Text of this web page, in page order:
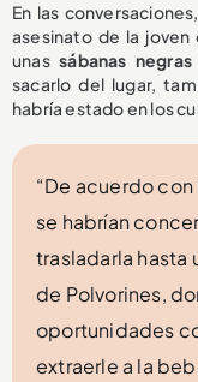
En las
asesinato de la joven
unassábanas
sacarlo del lugar,
habría estado en los
“De acuerdo
se habrían
trasladarla hasta
de Polvorines,
oportunidades
extraerle a la